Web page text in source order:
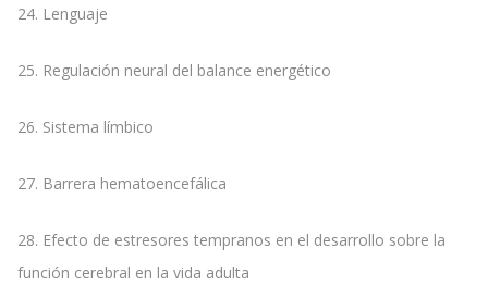
24. Lenguaje
25. Regulación neural del balance energético
26. Sistema límbico
27. Barrera hematoencefálica
28. Efecto de estresores tempranos en el desarrollo sobre la
función cerebral en la vida adulta